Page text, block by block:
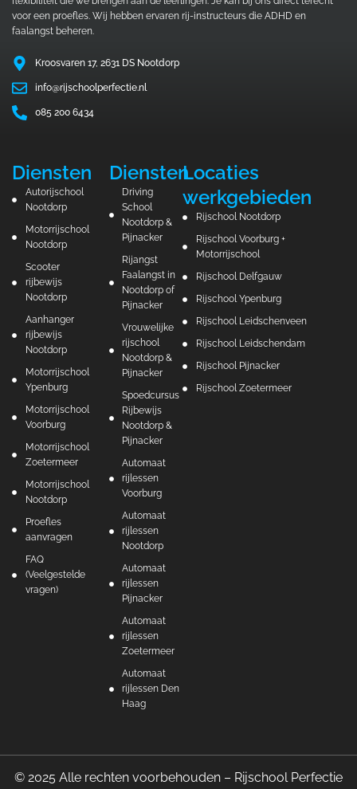
voor een proefles. Wij hebben ervaren rij-instructeurs die ADHD en
faalangst beheren.
Kroosvaren 17, 2631 DS Nootdorp
info@rijschoolperfectie.nl
085 200 6434
Diensten
Autorijschool
Nootdorp
Motorrijschool
Nootdorp
Scooter
rijbewijs
Nootdorp
Aanhanger
rijbewijs
Nootdorp
Motorrijschool
Ypenburg
Motorrijschool
Voorburg
Motorrijschool
Zoetermeer
Motorrijschool
Nootdorp
Proefles
aanvragen
FAQ
(Veelgestelde
vragen)
Diensten
Driving
School
Nootdorp &
Pijnacker
Rijangst
Faalangst in
Nootdorp of
Pijnacker
Vrouwelijke
rijschool
Nootdorp &
Pijnacker
Spoedcursus
Rijbewijs
Nootdorp &
Pijnacker
Automaat
rijlessen
Voorburg
Automaat
rijlessen
Nootdorp
Automaat
rijlessen
Pijnacker
Automaat
rijlessen
Zoetermeer
Automaat
rijlessen Den
Haag
Locaties
werkgebieden
Rijschool Nootdorp
Rijschool Voorburg +
Motorrijschool
Rijschool Delfgauw
Rijschool Ypenburg
Rijschool Leidschenveen
Rijschool Leidschendam
Rijschool Pijnacker
Rijschool Zoetermeer
© 2025 Alle rechten voorbehouden – Rijschool Perfectie